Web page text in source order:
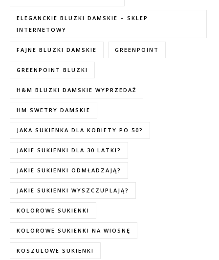
ELEGANCKIE BLUZKI DAMSKIE – SKLEP
INTERNETOWY
FAJNE BLUZKI DAMSKIE GREENPOINT
GREENPOINT BLUZKI
H&M BLUZKI DAMSKIE WYPRZEDAŻ
HM SWETRY DAMSKIE
JAKA SUKIENKA DLA KOBIETY PO 50?
JAKIE SUKIENKI DLA 30 LATKI?
JAKIE SUKIENKI ODMŁADZAJĄ?
JAKIE SUKIENKI WYSZCZUPLAJĄ?
KOLOROWE SUKIENKI
KOLOROWE SUKIENKI NA WIOSNĘ
KOSZULOWE SUKIENKI